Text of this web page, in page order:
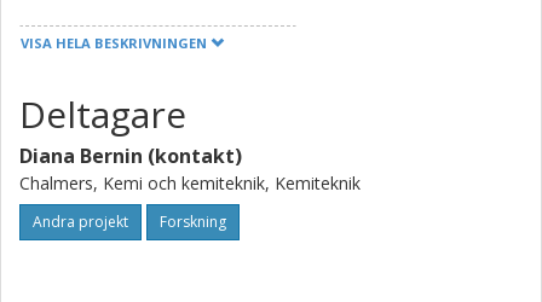
liquor, and consuming huge amount of heat.
energy saving LEDs through photolysis consuming less
energy. Preliminary results indicate that irradiation of lignin
or cellulose dispersed in water at 254 nm broke the β-O-4
bond in lignin while cellulose stayed intact. Lignin has
various bonds with different bond dissociation energies,
which could be broken selectively by a specific wavelength,
VISA HELA BESKRIVNINGEN
Deltagare
Diana Bernin (kontakt)
Chalmers, Kemi och kemiteknik, Kemiteknik
Andra projekt Forskning